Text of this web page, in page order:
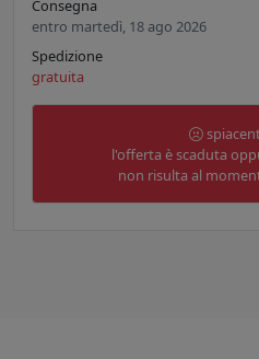
Consegna
entro martedì, 18 ago 2026
Spedizione
gratuita
l'offerta è scaduta
non risulta al